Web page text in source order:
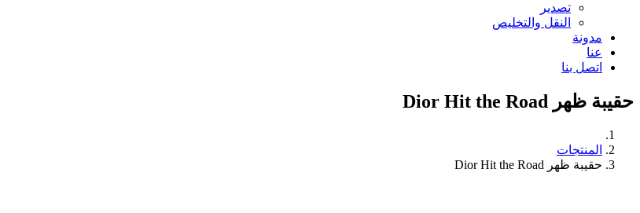
تصدير
النقل والتخليص
مدونة
عنا
اتصل بنا
حقيبة ظهر Dior Hit the Road
المنتجات
حقيبة ظهر Dior Hit the Road